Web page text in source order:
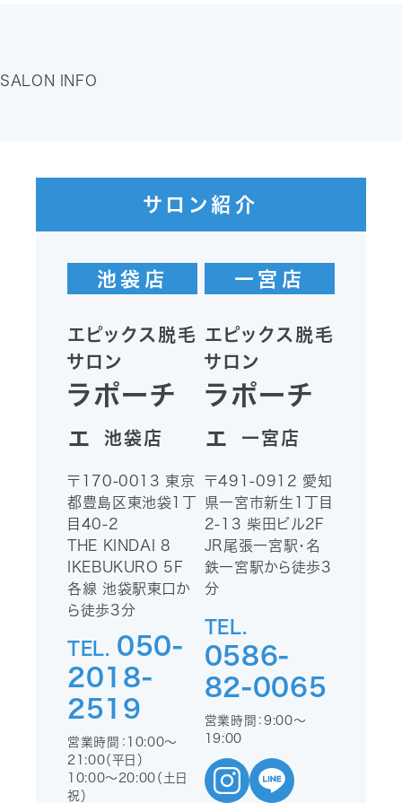
ら、楽しみながらキレイを目指せます。
です。
SALON INFO
サロン紹介
池袋店
エピックス脱毛
サロン
ラポーチ
ェ
池袋店
〒170-0013 東京
都豊島区東池袋1丁
目40-2
THE KINDAI 8
IKEBUKURO 5F
各線 池袋駅東口か
ら徒歩3分
TEL. 050-
2018-
2519
営業時間：10:00〜
21:00（平日）
10:00〜20:00（土日
祝）
一宮店
エピックス脱毛
サロン
ラポーチ
ェ
一宮店
〒491-0912 愛知
県一宮市新生1丁目
2-13 柴田ビル2F
JR尾張一宮駅・名
鉄一宮駅から徒歩3
分
TEL.
0586-
82-0065
営業時間：9:00〜
19:00